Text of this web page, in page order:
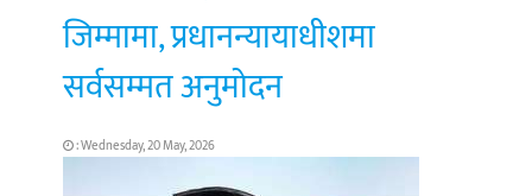
जिम्मामा, प्रधानन्यायाधीशमा
सर्वसम्मत अनुमोदन
: Wednesday, 20 May, 2026